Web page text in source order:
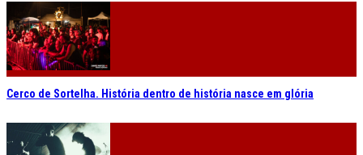
Cerco de Sortelha. História dentro de história nasce em glória